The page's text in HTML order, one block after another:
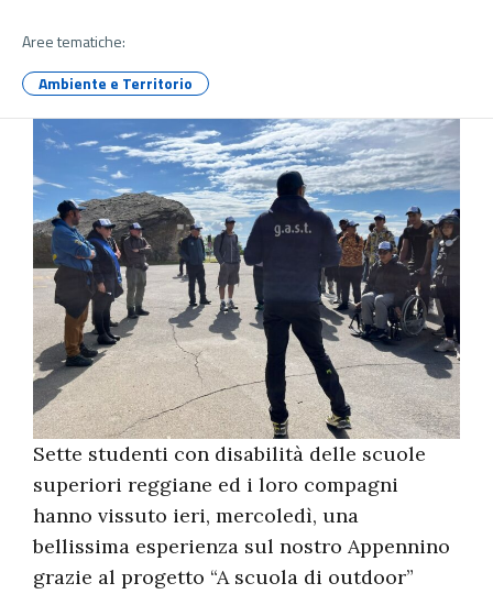
Aree tematiche:
Ambiente e Territorio
Sette studenti con disabilità delle scuole
superiori reggiane ed i loro compagni
hanno vissuto ieri, mercoledì, una
bellissima esperienza sul nostro Appennino
grazie al progetto “A scuola di outdoor”